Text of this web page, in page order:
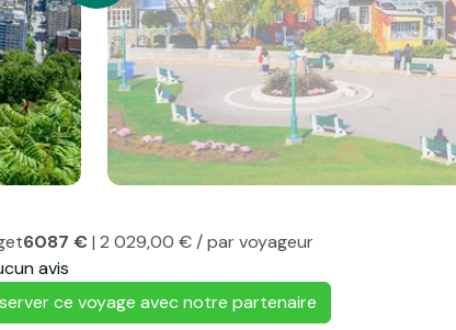
6087 €| 2 029,00 € / par voyageur
avis
ce voyage avec notre partenaire